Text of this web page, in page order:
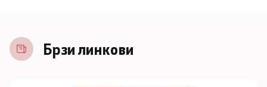
Брзи линкови